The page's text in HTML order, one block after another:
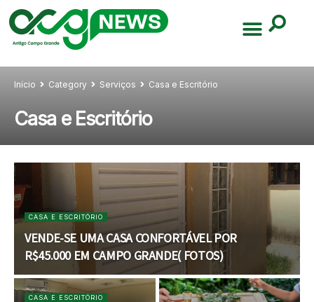
Início Category Serviços Casa e Escritório
Casa e Escritório
CASA E ESCRITÓRIO
VENDE-SE UMA CASA CONFORTÁVEL POR
R$45.000 EM CAMPO GRANDE( FOTOS)
CASA E ESCRITÓRIO